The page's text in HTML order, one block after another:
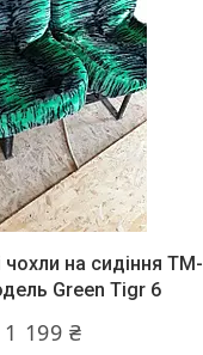
чохли на сидіння TM-
Green Tigr 6
1 199 ₴